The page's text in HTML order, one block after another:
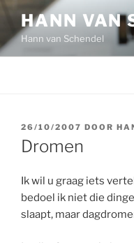
Ga
de
inhoud
HANN VAN
Hann van Schendel
GEPLAATST
OP
26/10/2007 DOOR
Dromen
Ik wil u graag iets
bedoel ik niet die
slaapt, maar